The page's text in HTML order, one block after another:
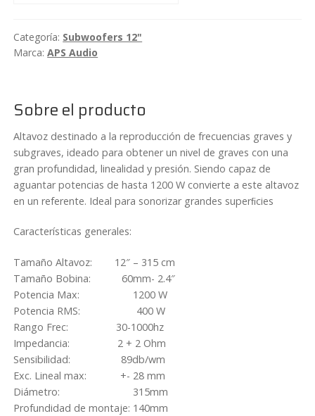
Ohm
APS
Categoría: Subwoofers 12"
Marca:APS Audio
Sobre el producto
Altavoz destinado a la reproducción de frecuencias graves y
subgraves, ideado para obtener un nivel de graves con una
gran profundidad, linealidad y presión. Siendo capaz de
aguantar potencias de hasta 1200 W convierte a este altavoz
en un referente. Ideal para sonorizar grandes superﬁcies
Características generales:
Tamaño Altavoz: 12″ – 315 cm
Tamaño Bobina: 60mm- 2.4″
Potencia Max: 1200 W
Potencia RMS: 400 W
Rango Frec: 30-1000hz
Impedancia: 2 + 2 Ohm
Sensibilidad: 89db/wm
Exc. Lineal max: +- 28 mm
Diámetro: 315mm
Profundidad de montaje: 140mm